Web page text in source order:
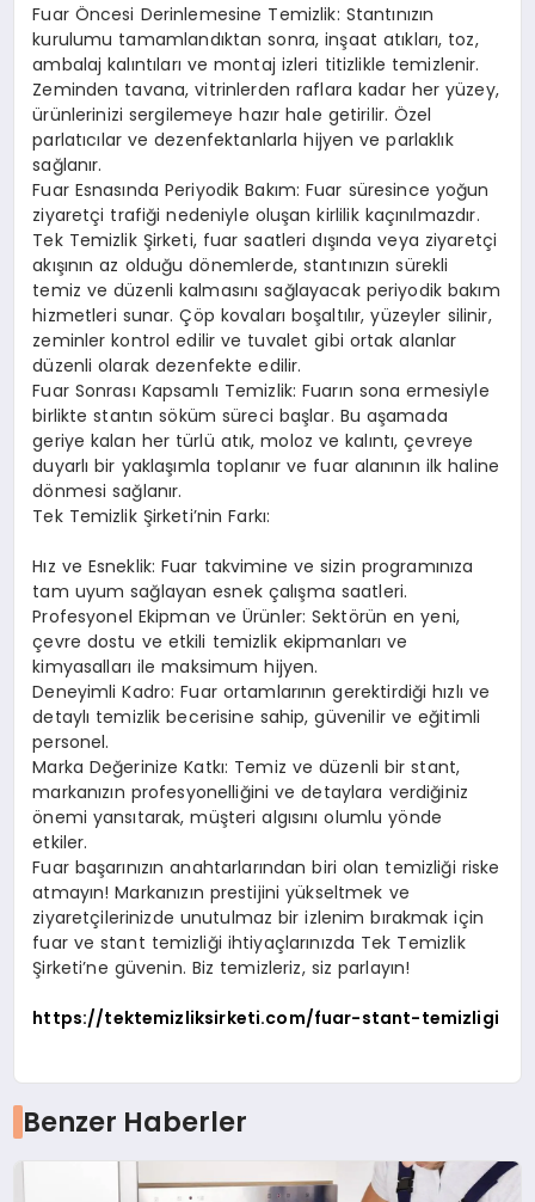
Fuar Öncesi Derinlemesine Temizlik: Stantınızın
kurulumu tamamlandıktan sonra, inşaat atıkları, toz,
ambalaj kalıntıları ve montaj izleri titizlikle temizlenir.
Zeminden tavana, vitrinlerden raflara kadar her yüzey,
ürünlerinizi sergilemeye hazır hale getirilir. Özel
parlatıcılar ve dezenfektanlarla hijyen ve parlaklık
sağlanır.
Fuar Esnasında Periyodik Bakım: Fuar süresince yoğun
ziyaretçi trafiği nedeniyle oluşan kirlilik kaçınılmazdır.
Tek Temizlik Şirketi, fuar saatleri dışında veya ziyaretçi
akışının az olduğu dönemlerde, stantınızın sürekli
temiz ve düzenli kalmasını sağlayacak periyodik bakım
hizmetleri sunar. Çöp kovaları boşaltılır, yüzeyler silinir,
zeminler kontrol edilir ve tuvalet gibi ortak alanlar
düzenli olarak dezenfekte edilir.
Fuar Sonrası Kapsamlı Temizlik: Fuarın sona ermesiyle
birlikte stantın söküm süreci başlar. Bu aşamada
geriye kalan her türlü atık, moloz ve kalıntı, çevreye
duyarlı bir yaklaşımla toplanır ve fuar alanının ilk haline
dönmesi sağlanır.
Tek Temizlik Şirketi’nin Farkı:
Hız ve Esneklik: Fuar takvimine ve sizin programınıza
tam uyum sağlayan esnek çalışma saatleri.
Profesyonel Ekipman ve Ürünler: Sektörün en yeni,
çevre dostu ve etkili temizlik ekipmanları ve
kimyasalları ile maksimum hijyen.
Deneyimli Kadro: Fuar ortamlarının gerektirdiği hızlı ve
detaylı temizlik becerisine sahip, güvenilir ve eğitimli
personel.
Marka Değerinize Katkı: Temiz ve düzenli bir stant,
markanızın profesyonelliğini ve detaylara verdiğiniz
önemi yansıtarak, müşteri algısını olumlu yönde
etkiler.
Fuar başarınızın anahtarlarından biri olan temizliği riske
atmayın! Markanızın prestijini yükseltmek ve
ziyaretçilerinizde unutulmaz bir izlenim bırakmak için
fuar ve stant temizliği ihtiyaçlarınızda Tek Temizlik
Şirketi’ne güvenin. Biz temizleriz, siz parlayın!
https://tektemizliksirketi.com/fuar-stant-temizligi
Benzer Haberler